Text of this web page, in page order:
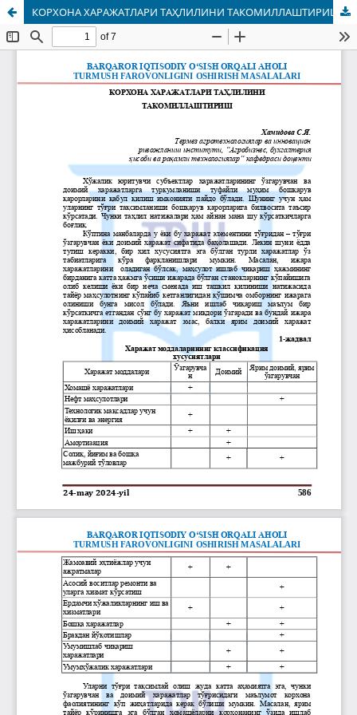
КОРХОНА ХАРАЖАТЛАРИ ТАҲЛИЛИНИ ТАКОМИЛЛАШТИРИШ